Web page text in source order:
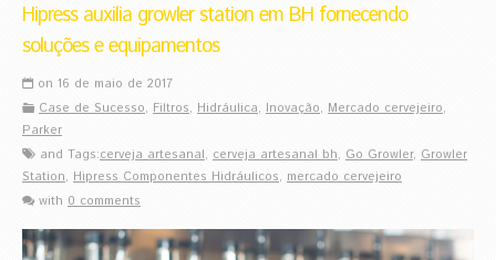
Hipress auxilia growler station em BH fornecendo
soluções e equipamentos
on 16 de maio de 2017
Case de Sucesso, Filtros, Hidráulica, Inovação, Mercado cervejeiro,
Parker
and Tags:cerveja artesanal, cerveja artesanal bh, Go Growler, Growler
Station, Hipress Componentes Hidráulicos, mercado cervejeiro
with 0 comments